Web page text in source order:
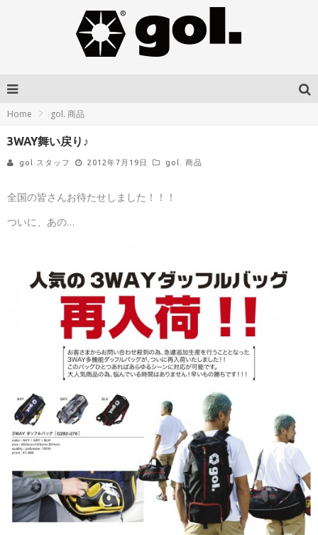
Home gol. 商品
3WAY舞い戻り♪
gol.スタッフ 2012年7月19日 gol. 商品
全国の皆さんお待たせしました！！！
ついに、あの…